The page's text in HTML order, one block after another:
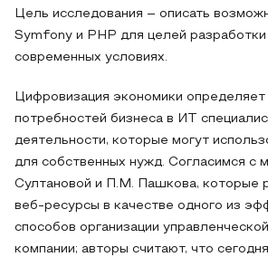
Цель исследования – описать
Symfony и PHP для целей
современных условиях.
Цифровизация экономики определяет
потребностей бизнеса в ИТ
деятельности, которые могут
для собственных нужд. Согласимся с
Султановой и П.М. Пашкова, которые
веб-ресурсы в качестве одного из
способов организации
компании; авторы считают, что